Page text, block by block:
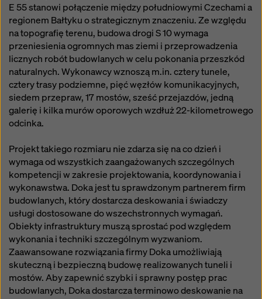
E 55 stanowi połączenie między południowymi Czechami a
regionem Bałtyku o strategicznym znaczeniu. Ze względu
na topografię terenu, budowa drogi S 10 wymaga
przeniesienia ogromnych mas ziemi i przeprowadzenia
licznych robót budowlanych w celu pokonania przeszkód
naturalnych. Wykonawcy wznoszą m.in. cztery tunele,
cztery trasy podziemne, pięć węzłów komunikacyjnych,
siedem przepraw, 17 mostów, sześć przejazdów, jedną
galerię i kilka murów oporowych wzdłuż 22-kilometrowego
odcinka.
Projekt takiego rozmiaru nie zdarza się na co dzień i
wymaga od wszystkich zaangażowanych szczególnych
kompetencji w zakresie projektowania, koordynowania i
wykonawstwa. Doka jest tu sprawdzonym partnerem firm
budowlanych, który dostarcza deskowania i świadczy
usługi dostosowane do wszechstronnych wymagań.
Obiekty infrastruktury muszą sprostać pod względem
wykonania i techniki szczególnym wyzwaniom.
Zaawansowane rozwiązania firmy Doka umożliwiają
skuteczną i bezpieczną budowę realizowanych tuneli i
mostów. Aby zapewnić szybki i sprawny postęp prac
budowlanych, Doka dostarcza terminowo deskowanie na